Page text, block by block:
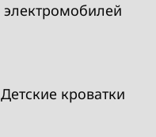
электромобилей
Детские кроватки